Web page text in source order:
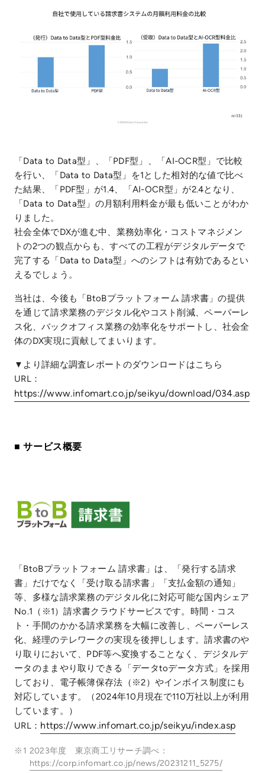
「Data to Data型」、「PDF型」、「AI-OCR型」で比較
を行い、「Data to Data型」を1とした相対的な値で比べ
た結果、「PDF型」が1.4、「AI-OCR型」が2.4となり、
「Data to Data型」の月額利用料金が最も低いことがわか
りました。
社会全体でDXが進む中、業務効率化・コストマネジメン
トの2つの観点からも、すべての工程がデジタルデータで
完了する「Data to Data型」へのシフトは有効であるとい
えるでしょう。
当社は、今後も「BtoBプラットフォーム 請求書」の提供
を通じて請求業務のデジタル化やコスト削減、ペーパーレ
ス化、バックオフィス業務の効率化をサポートし、社会全
体のDX実現に貢献してまいります。
▼より詳細な調査レポートのダウンロードはこちら
URL：
https://www.infomart.co.jp/seikyu/download/034.asp
■ サービス概要
「BtoBプラットフォーム 請求書」は、「発行する請求
書」だけでなく「受け取る請求書」「支払金額の通知」
等、多様な請求業務のデジタル化に対応可能な国内シェア
No.1（※1）請求書クラウドサービスです。時間・コス
ト・手間のかかる請求業務を大幅に改善し、ペーパーレス
化、経理のテレワークの実現を後押しします。請求書のや
り取りにおいて、PDF等へ変換することなく、デジタルデ
ータのままやり取りできる「データtoデータ方式」を採用
しており、電子帳簿保存法（※2）やインボイス制度にも
対応しています。（2024年10月現在で110万社以上が利用
しています。）
URL： https://www.infomart.co.jp/seikyu/index.asp
※1 2023年度 東京商工リサーチ調べ：
https://corp.infomart.co.jp/news/20231211_5275/